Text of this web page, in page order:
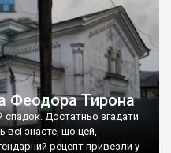
Феодора Тирона
спадок. Достатньо згадати
всі знаєте, що цей,
рецепт привезли у